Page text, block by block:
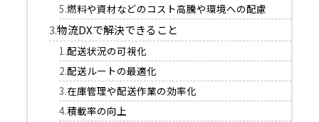
燃料や資材などのコスト高騰や環境への配慮
物流DXで解決できること
配送状況の可視化
配送ルートの最適化
在庫管理や配送作業の効率化
積載率の向上